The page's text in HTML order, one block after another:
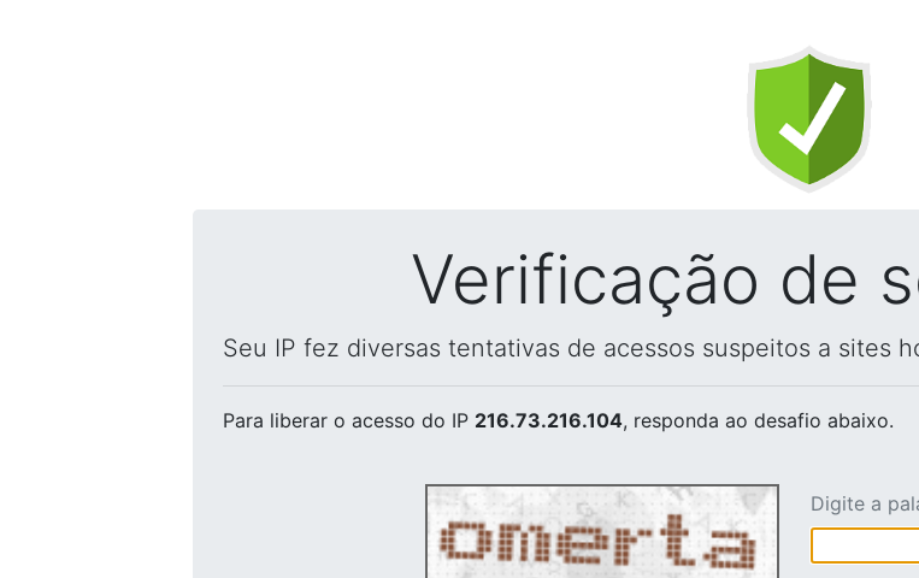
Verificação de
Seu IP fez diversas tentativas de acessos suspeitos a sites
Para liberar o acesso do IP 216.73.216.104, responda ao desafio abaixo.
Digite a